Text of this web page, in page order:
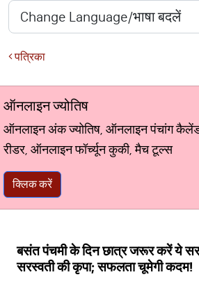
पत्रिका
ऑनलाइन ज्योतिष
ऑनलाइन अंक ज्योतिष, ऑनलाइन पंचांग
रीडर, ऑनलाइन फॉर्च्यून कुकी, मैच टूल्स
क्लिक करें
बसंत पंचमी के दिन छात्र जरूर करें ये
सरस्वती की कृपा; सफलता चूमेगी कदम!